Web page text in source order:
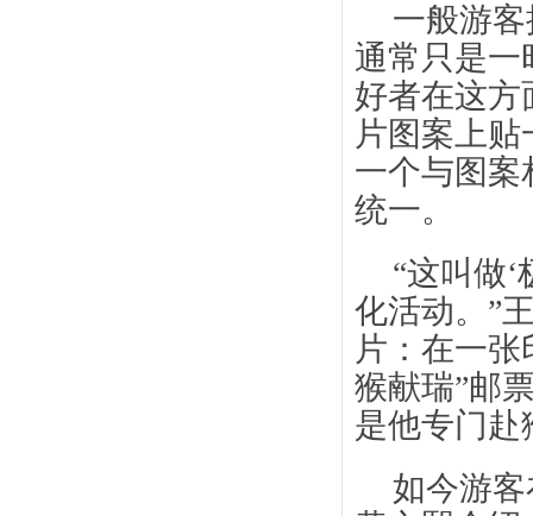
一般游
通常只是一
好者在这方
片图案上
一个与图案
统一。
“这叫做
化活动。”
片：在一
猴献瑞”邮
是他专门赴
如今游